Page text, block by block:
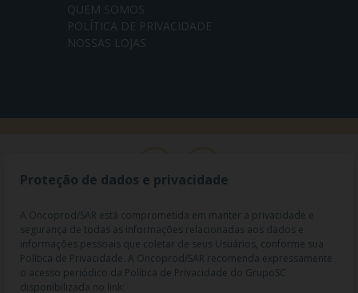
QUEM SOMOS
POLÍTICA DE PRIVACIDADE
NOSSAS LOJAS
Proteção de dados e privacidade
A Oncoprod/SAR está comprometida em manter a privacidade e
segurança de todas as informações relacionadas aos dados e
informações pessoais que coletar de seus Usuários, conforme sua
Política de Privacidade. A Oncoprod/SAR recomenda expressamente
o acesso periódico da Política de Privacidade do GrupoSC
disponibilizada no link: